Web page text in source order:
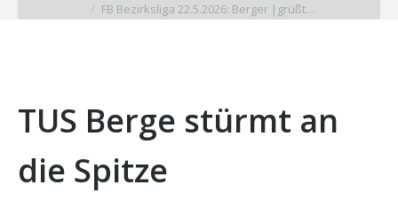
FB Bezirksliga 22.5.2026: Berger |grüßt…
TUS Berge stürmt an
die Spitze